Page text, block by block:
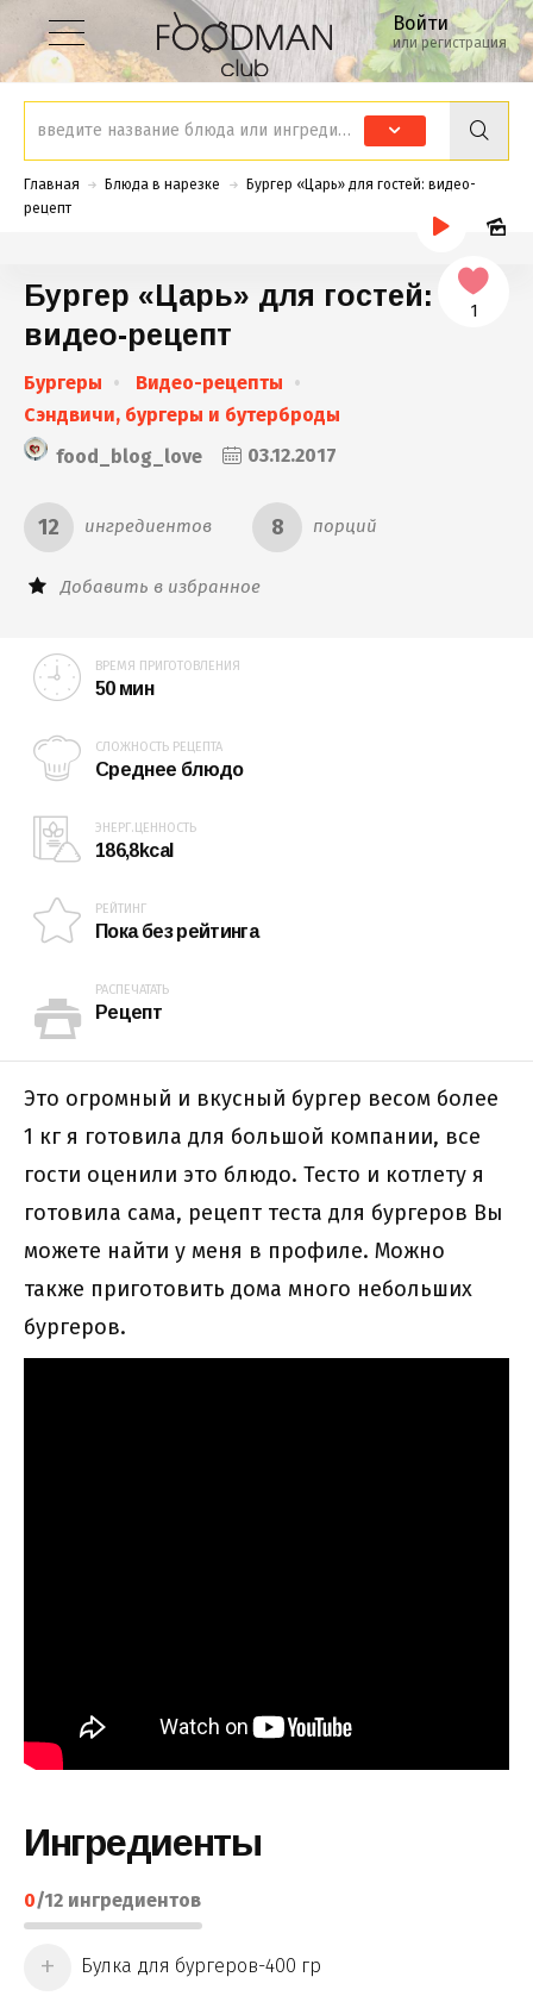
Войти
или регистрация
Главная Блюда в нарезке
Бургер «Царь» для гостей: видео-
рецепт
Бургер «Царь» для гостей:
видео-рецепт
Бургеры
Видео-рецепты
Сэндвичи, бургеры и бутерброды
food_blog_love
03.12.2017
12 ингредиентов 8 порций
Добавить в избранное
1
ВРЕМЯ ПРИГОТОВЛЕНИЯ
50 мин
СЛОЖНОСТЬ РЕЦЕПТА
Среднее блюдо
ЭНЕРГ.ЦЕННОСТЬ
186,8kcal
РЕЙТИНГ
Пока без рейтинга
РАСПЕЧАТАТЬ
Рецепт
Это огромный и вкусный бургер весом более
1 кг я готовила для большой компании, все
гости оценили это блюдо. Тесто и котлету я
готовила сама, рецепт теста для бургеров Вы
можете найти у меня в профиле. Можно
также приготовить дома много небольших
бургеров.
Ингредиенты
0/12 ингредиентов
Булка для бургеров-400 гр